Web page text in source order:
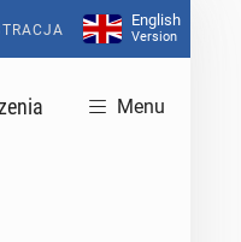
English
Version
Menu